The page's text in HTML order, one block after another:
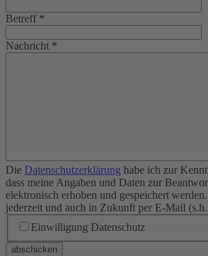
Betreff *
Nachricht *
Die Datenschutzerklärung habe ich zur
dass meine Angaben und Daten zur
elektronisch erhoben und gespeichert
jederzeit und auch in Zukunft per E-Mail (s.h.
Einwilligung Datenschutz
abschicken